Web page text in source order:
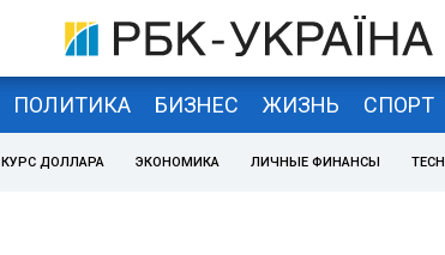
ПОЛИТИКА БИЗНЕС ЖИЗНЬ СПОРТ
КУРС ДОЛЛАРА ЭКОНОМИКА ЛИЧНЫЕ ФИНАНСЫ TECH